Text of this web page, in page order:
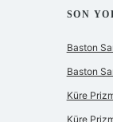
SON
Baston
Baston
Küre
Küre